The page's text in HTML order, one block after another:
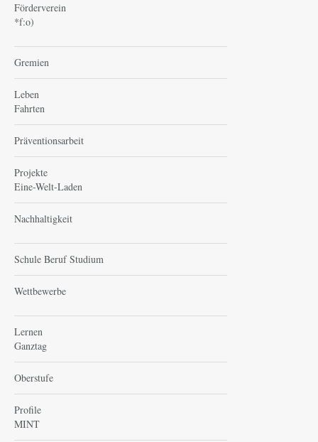
Förderverein
*f:o)
Gremien
Leben
Fahrten
Präventionsarbeit
Projekte
Eine-Welt-Laden
Nachhaltigkeit
Schule Beruf Studium
Wettbewerbe
Lernen
Ganztag
Oberstufe
Profile
MINT